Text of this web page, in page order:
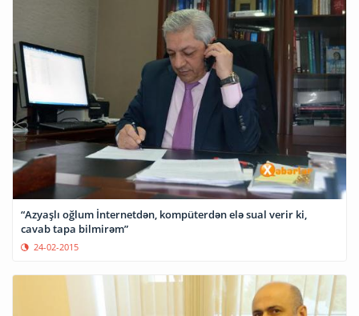
“Azyaşlı oğlum İnternetdən, kompüterdən elə sual verir ki,
cavab tapa bilmirəm”
24-02-2015